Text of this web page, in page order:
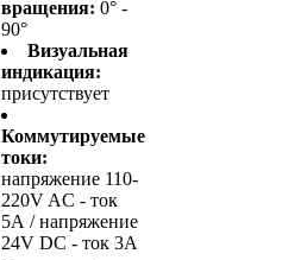
вращения: 0° -
90°
Визуальная
индикация:
присутствует
Коммутируемые
токи:
напряжение 110-
220V AC - ток
5А / напряжение
24V DC - ток 3А